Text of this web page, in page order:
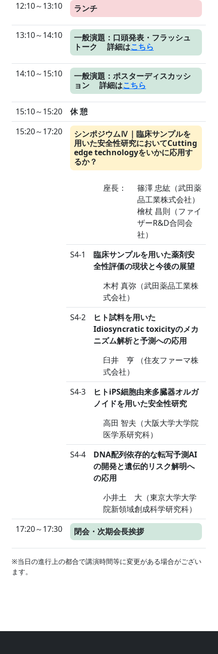
12:10～13:10 ランチ
13:10～14:10
一般演題：口頭発表・フラッシュ
トーク 詳細はこちら
14:10～15:10
一般演題：ポスターディスカッシ
ョン 詳細はこちら
15:10～15:20
休 憩
15:20～17:20
シンポジウム Ⅳ ｜臨床サンプルを
用いた安全性研究においてCutting
edge technologyをいかに応用す
るか？
座長：
篠澤 忠紘（武田薬
品工業株式会社）
檜杖 昌則（ファイ
ザーR&D合同会
社）
S4-1
臨床サンプルを用いた薬剤安
全性評価の現状と今後の展望
木村 真弥（武田薬品工業株
式会社）
S4-2
ヒト試料を用いた
Idiosyncratic toxicityのメカ
ニズム解析と予測への応用
臼井 亨 （住友ファーマ株
式会社）
S4-3
ヒトiPS細胞由来多臓器オルガ
ノイドを用いた安全性研究
高田 智夫（大阪大学大学院
医学系研究科）
S4-4
DNA配列依存的な転写予測AI
の開発と遺伝的リスク解明へ
の応用
小井土 大（東京大学大学
院新領域創成科学研究科）
17:20～17:30
閉会・次期会長挨拶
※当日の進行上の都合で講演時間等に変更がある場合がござい
ます。